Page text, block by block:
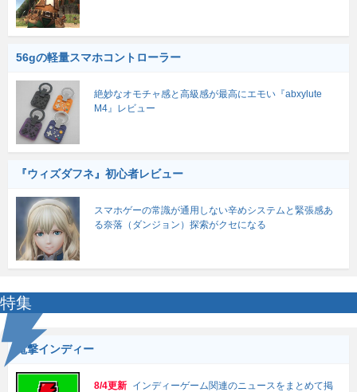
56gの軽量スマホコントローラー
絶妙なオモチャ感と高級感が最高にエモい『abxylute
M4』レビュー
『ウィズダフネ』初心者レビュー
スマホゲーの常識が通用しない辛めシステムと緊張感あ
る奈落（ダンジョン）探索がクセになる
特集
電撃インディー
8/4更新 インディーゲーム関連のニュースをまとめて掲